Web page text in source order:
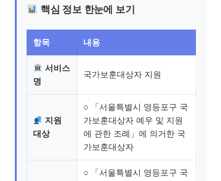
핵심 정보 한눈에 보기
항목 내용
서비스
명
국가보훈대상자 지원
지원
대상
○ 「서울특별시 영등포구 국
가보훈대상자 예우 및 지원
에 관한 조례」에 의거한 국
가보훈대상자
○ 「서울특별시 영등포구 국